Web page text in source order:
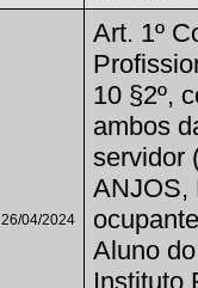
26/04/2024
Art. 1º
10 §2º,
ambos
servidor
ANJOS,
Aluno
Instituto